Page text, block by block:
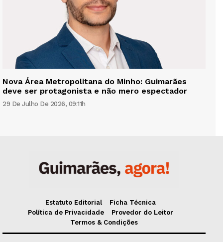
Nova Área Metropolitana do Minho: Guimarães
deve ser protagonista e não mero espectador
29 De Julho De 2026, 09:11h
Estatuto Editorial
Ficha Técnica
Política de Privacidade
Provedor do Leitor
Termos & Condições